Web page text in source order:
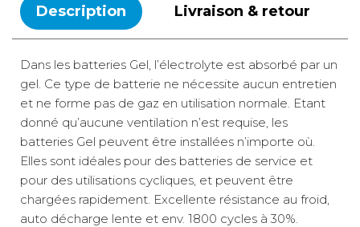
Description Livraison & retour
Dans les batteries Gel, l’électrolyte est absorbé par un
gel. Ce type de batterie ne nécessite aucun entretien
et ne forme pas de gaz en utilisation normale. Etant
donné qu’aucune ventilation n’est requise, les
batteries Gel peuvent être installées n’importe où.
Elles sont idéales pour des batteries de service et
pour des utilisations cycliques, et peuvent être
chargées rapidement. Excellente résistance au froid,
auto décharge lente et env. 1800 cycles à 30%.